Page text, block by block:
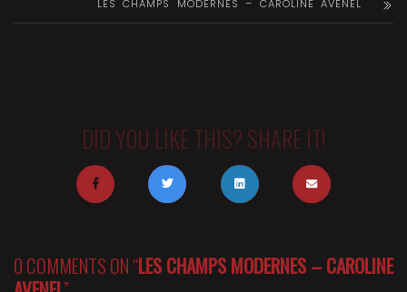
LES CHAMPS MODERNES – CAROLINE AVENEL
DID YOU LIKE THIS? SHARE IT!
0 COMMENTS ON “LES CHAMPS MODERNES – CAROLINE